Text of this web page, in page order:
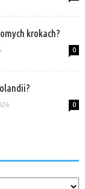
krokach?
0
0